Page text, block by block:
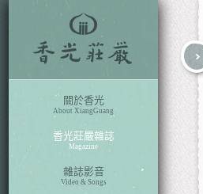
關於香光
About XiangGuang
香光莊嚴雜誌
Magazine
雜誌影音
Video & Songs